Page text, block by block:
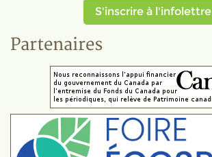
S'inscrire à l'infolettre
Partenaires